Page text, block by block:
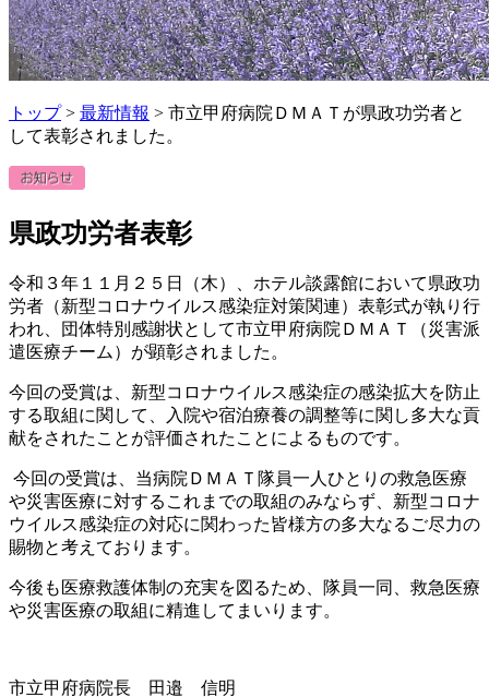
トップ> 最新情報 > 市立甲府病院ＤＭＡＴが県政功労者と
して表彰されました。
県政功労者表彰
令和３年１１月２５日（木）、ホテル談露館において県政功
労者（新型コロナウイルス感染症対策関連）表彰式が執り行
われ、団体特別感謝状として市立甲府病院ＤＭＡＴ（災害派
遣医療チーム）が顕彰されました。
今回の受賞は、新型コロナウイルス感染症の感染拡大を防止
する取組に関して、入院や宿泊療養の調整等に関し多大な貢
献をされたことが評価されたことによるものです。
今回の受賞は、当病院ＤＭＡＴ隊員一人ひとりの救急医療
や災害医療に対するこれまでの取組のみならず、新型コロナ
ウイルス感染症の対応に関わった皆様方の多大なるご尽力の
賜物と考えております。
今後も医療救護体制の充実を図るため、隊員一同、救急医療
や災害医療の取組に精進してまいります。
市立甲府病院長 田邉 信明